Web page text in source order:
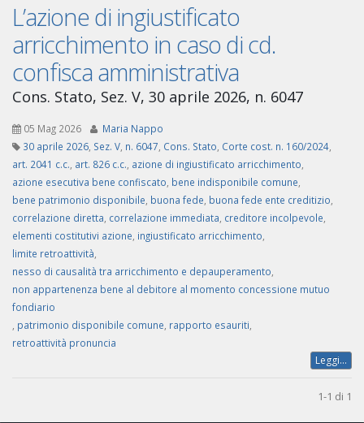
L’azione di ingiustificato
arricchimento in caso di cd.
confisca amministrativa
Cons. Stato, Sez. V, 30 aprile 2026, n. 6047
05 Mag 2026
Maria Nappo
30 aprile 2026 Sez. V n. 6047 Cons. Stato Corte cost. n. 160/2024
art. 2041 c.c. art. 826 c.c. azione di ingiustificato arricchimento
azione esecutiva bene confiscato bene indisponibile comune
bene patrimonio disponibile buona fede buona fede ente creditizio
correlazione diretta correlazione immediata creditore incolpevole
elementi costitutivi azione ingiustificato arricchimento
limite retroattività
nesso di causalità tra arricchimento e depauperamento
non appartenenza bene al debitore al momento concessione mutuo
fondiario
patrimonio disponibile comune rapporto esauriti
retroattività pronuncia
Leggi...
1-1 di 1